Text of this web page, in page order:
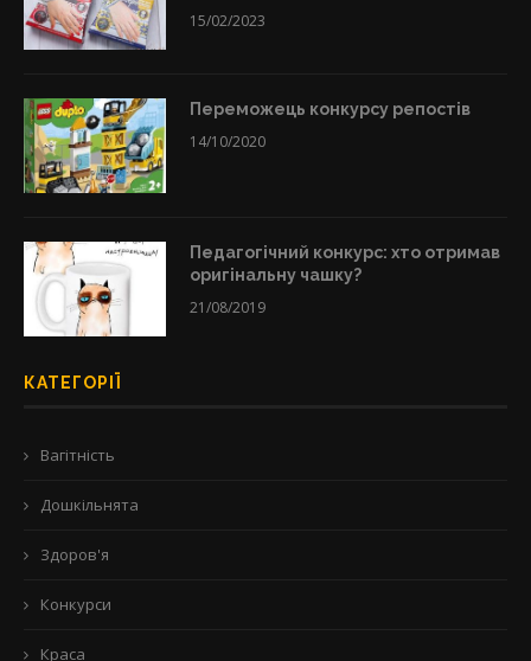
15/02/2023
Переможець конкурсу репостів
14/10/2020
Педагогічний конкурс: хто отримав
оригінальну чашку?
21/08/2019
КАТЕГОРІЇ
Вагітність
Дошкільнята
Здоров'я
Конкурси
Краса